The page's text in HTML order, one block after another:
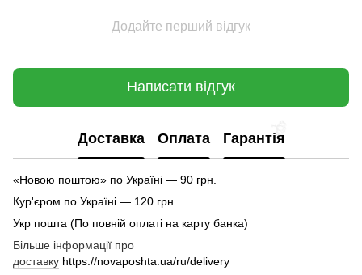
Додайте перший відгук
Написати відгук
Доставка Оплата Гарантія
«Новою поштою» по Україні — 90 грн.
Кур'єром по Україні — 120 грн.
Укр пошта (По повній оплаті на карту банка)
Більше інформації про
доставку https://novaposhta.ua/ru/delivery